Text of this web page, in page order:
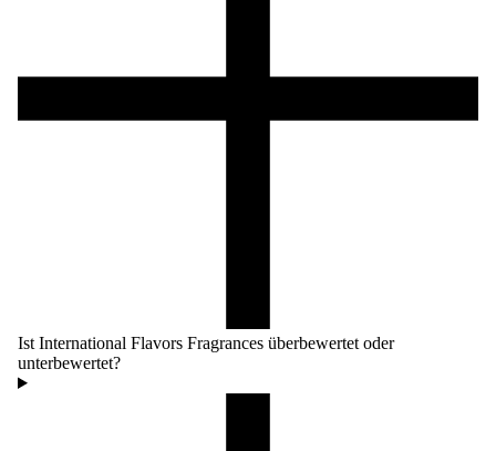
Ist International Flavors Fragrances überbewertet oder
unterbewertet?